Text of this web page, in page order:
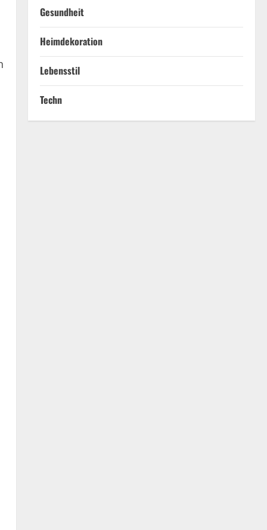
Gesundheit
Heimdekoration
Lebensstil
Techn